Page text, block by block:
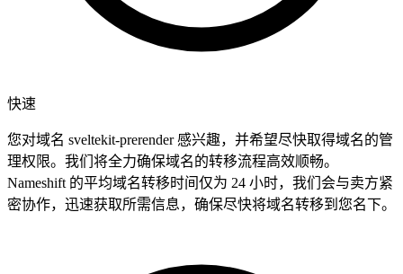
快速
您对域名 sveltekit-prerender 感兴趣，并希望尽快取得域名的管
理权限。我们将全力确保域名的转移流程高效顺畅。
Nameshift 的平均域名转移时间仅为 24 小时，我们会与卖方紧
密协作，迅速获取所需信息，确保尽快将域名转移到您名下。